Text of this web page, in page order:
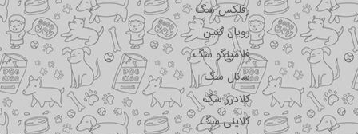
رفلکس سگ
رویال کنین
فلامینگو سگ
سانال سگ
کلادرز سگ
کلاینی سگ